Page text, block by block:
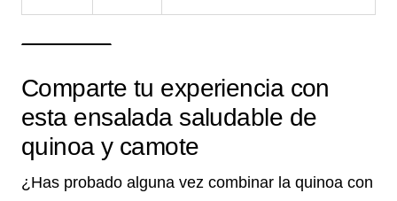
Comparte tu experiencia con
esta ensalada saludable de
quinoa y camote
¿Has probado alguna vez combinar la quinoa con